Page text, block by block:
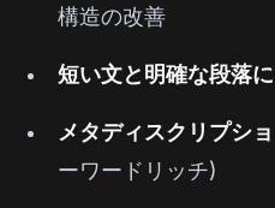
構造の改善
短い文と明確な段落
メタディスクリプシ
ーワードリッチ)